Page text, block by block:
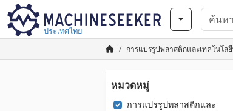
ประเทศไทย
การแปรรูปพลาสติกและเทคโนโล
หมวดหมู่
การแปรรูปพลาสติกและ